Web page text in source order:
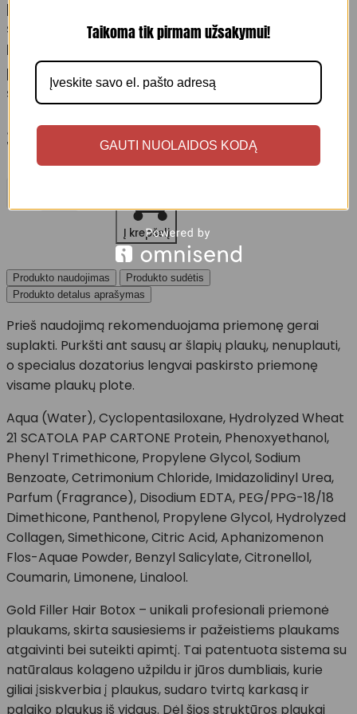
priemonė sausoms ir pažeistoms sruogoms,
suteikianti apimtį, švelnumą ir spindesį.
Purškiama, nereikia plauti – lengvai
paskirstoma, plaukai išlieka nuostabiai minkšti ir
storesni nuo šaknų iki galiukų.
35.00
Į krepšelį
Produkto naudojimas
Produkto sudėtis
Produkto detalus aprašymas
Prieš naudojimą rekomenduojama priemonę gerai
suplakti. Purkšti ant sausų ar šlapių plaukų, nenuplauti,
o specialus dozatorius lengvai paskirsto priemonę
visame plaukų plote.
Aqua (Water), Cyclopentasiloxane, Hydrolyzed Wheat
21 SCATOLA PAP CARTONE Protein, Phenoxyethanol,
Phenyl Trimethicone, Propylene Glycol, Sodium
Benzoate, Cetrimonium Chloride, Imidazolidinyl Urea,
Parfum (Fragrance), Disodium EDTA, PEG/PPG-18/18
Dimethicone, Panthenol, Propylene Glycol, Hydrolyzed
Collagen, Simethicone, Citric Acid, Aphanizomenon
Flos-Aquae Powder, Benzyl Salicylate, Citronellol,
Coumarin, Limonene, Linalool.
Gold Filler Hair Botox – unikali profesionali priemonė
plaukams, skirta sausiesiems ir pažeistiems plaukams
atgaivinti bei suteikti apimtį. Tai patentuota sistema su
natūralaus kolageno užpildu ir jūros dumbliais, kurie
giliai įsiskverbia į plaukus, sudaro tvirtą karkasą ir
palaiko plaukus iš vidaus. Dėl šios struktūros plaukai
Taikoma tik pirmam užsakymui!
GAUTI NUOLAIDOS KODĄ